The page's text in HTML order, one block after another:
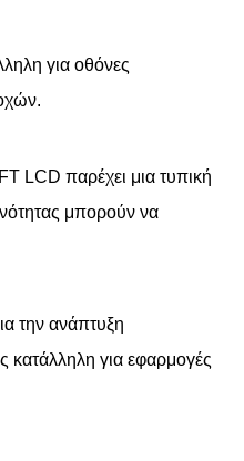
για οθόνες
LCD παρέχει μια τυπική
μπορούν να
την ανάπτυξη
για εφαρμογές